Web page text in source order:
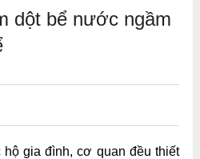
dột bể nước ngầm
gia đình, cơ quan đều thiết